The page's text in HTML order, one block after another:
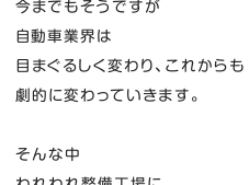
今までもそうですが
自動車業界は
目まぐるしく変わり、これからも
劇的に変わっていきます。
そんな中